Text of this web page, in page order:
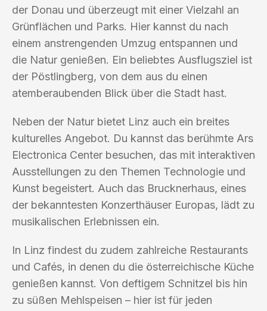
der Donau und überzeugt mit einer Vielzahl an
Grünflächen und Parks. Hier kannst du nach
einem anstrengenden Umzug entspannen und
die Natur genießen. Ein beliebtes Ausflugsziel ist
der Pöstlingberg, von dem aus du einen
atemberaubenden Blick über die Stadt hast.
Neben der Natur bietet Linz auch ein breites
kulturelles Angebot. Du kannst das berühmte Ars
Electronica Center besuchen, das mit interaktiven
Ausstellungen zu den Themen Technologie und
Kunst begeistert. Auch das Brucknerhaus, eines
der bekanntesten Konzerthäuser Europas, lädt zu
musikalischen Erlebnissen ein.
In Linz findest du zudem zahlreiche Restaurants
und Cafés, in denen du die österreichische Küche
genießen kannst. Von deftigem Schnitzel bis hin
zu süßen Mehlspeisen – hier ist für jeden